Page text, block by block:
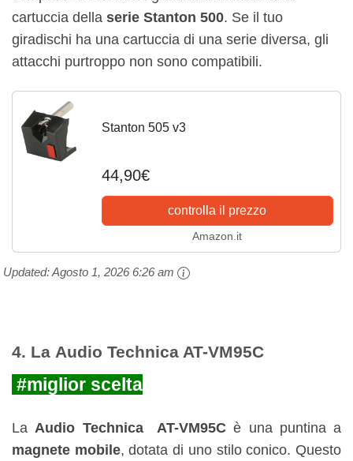
cartuccia della serie Stanton 500. Se il tuo
giradischi ha una cartuccia di una serie diversa, gli
attacchi purtroppo non sono compatibili.
Stanton 505 v3
44,90€
controlla il prezzo
Amazon.it
Updated:Agosto 1, 2026 6:26 am
4. La Audio Technica AT-VM95C
#miglior scelta
La Audio Technica AT-VM95C è una puntina a
magnete mobile, dotata di uno stilo conico. Questo